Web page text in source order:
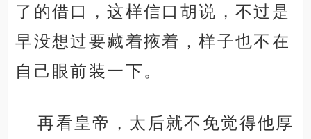
了的借口，这样信口胡说，不过是
早没想过要藏着掖着，样子也不在
自己眼前装一下。
再看皇帝，太后就不免觉得他厚